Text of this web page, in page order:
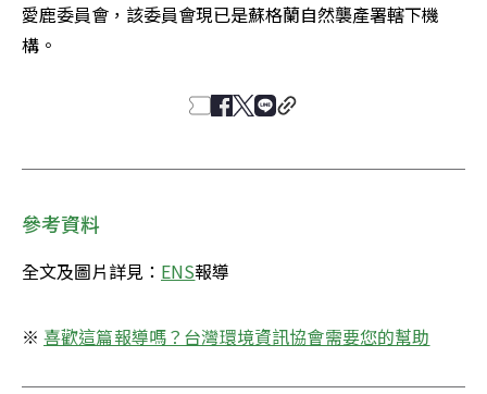
愛鹿委員會，該委員會現已是蘇格蘭自然襲產署轄下機
構。
參考資料
全文及圖片詳見： ENS報導
※ 喜歡這篇報導嗎？台灣環境資訊協會需要您的幫助